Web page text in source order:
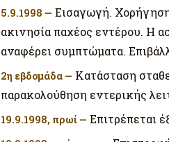
5.9.1998 — Εισαγωγή.
ακινησία παχέος εντέρου. Η
αναφέρει συμπτώματα.
2η εβδομάδα — Κατάσταση
παρακολούθηση εντερικής
19.9.1998, πρωί — Επιτρέπεται